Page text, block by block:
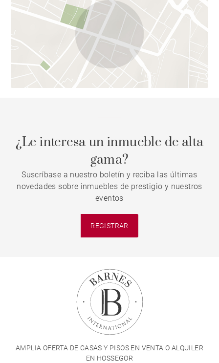
¿Le interesa un inmueble de alta
gama?
Suscríbase a nuestro boletín y reciba las últimas
novedades sobre inmuebles de prestigio y nuestros
eventos
REGISTRAR
AMPLIA OFERTA DE CASAS Y PISOS EN VENTA O ALQUILER
EN HOSSEGOR